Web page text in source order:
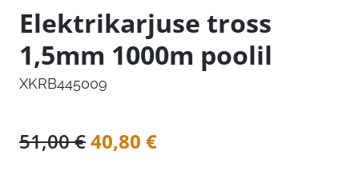
Elektrikarjuse tross
1,5mm 1000m poolil
XKRB445009
51,00€Algne
40,80 €Praegune